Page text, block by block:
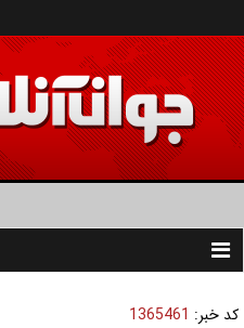
Toggle
کد خبر: 1365461